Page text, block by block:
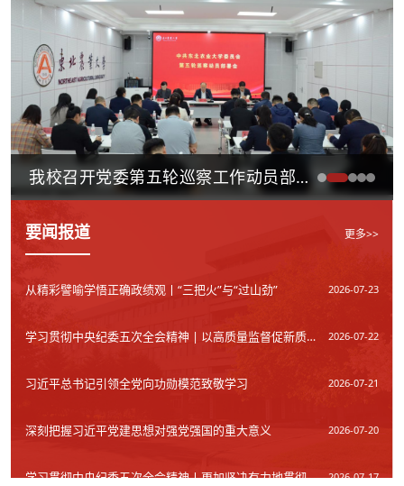
我校召开党委第五轮巡察工作动员部署会
要闻报道 更多>>
从精彩譬喻学悟正确政绩观丨“三把火”与“过山劲” 2026-07-23
学习贯彻中央纪委五次全会精神 | 以高质量监督促新质生产力发... 2026-07-22
习近平总书记引领全党向功勋模范致敬学习 2026-07-21
深刻把握习近平党建思想对强党强国的重大意义 2026-07-20
学习贯彻中央纪委五次全会精神丨更加坚决有力地贯彻落实党中... 2026-07-17